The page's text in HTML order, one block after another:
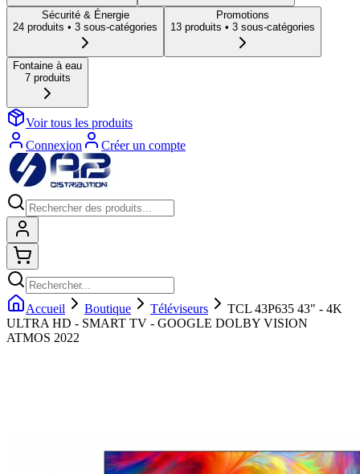
Sécurité & Énergie
24 produits • 3 sous-catégories
Promotions
13 produits • 3 sous-catégories
Fontaine à eau
7produits
Voir tous les produits
Connexion
Créer un compte
Accueil Boutique Téléviseurs
TCL 43P635 43" - 4K
ULTRA HD - SMART TV - GOOGLE DOLBY VISION
ATMOS 2022